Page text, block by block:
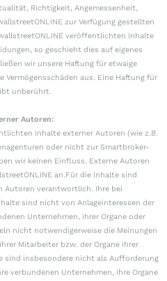
Richtigkeit, Angemessenheit,
zur Verfügung gestellten
veröffentlichten Inhalte
so geschieht dies auf eigenes
wir unsere Haftung für etwaige
aus. Eine Haftung für
unberührt.
Autoren:
Inhalte externer Autoren (wie z.B.
oder nicht zur Smartbroker-
wir keinen Einfluss. Externe Autoren
an.Für die Inhalte sind
Autoren verantwortlich. Ihre bei
sind nicht von Anlageinteressen der
Unternehmen, ihrer Organe oder
nicht notwendigerweise die Meinungen
Mitarbeiter bzw. der Organe ihrer
sind insbesondere nicht als Aufforderung
verbundenen Unternehmen, ihre Organe